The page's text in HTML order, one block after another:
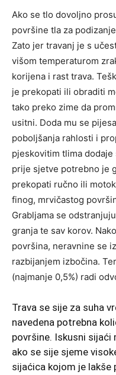
Ako se tlo dovoljno
površine tla za
Zato jer travanj je s
višom temperaturom
korijena i rast trava.
je prekopati ili obraditi
tako preko zime da
usitni. Doda mu se
poboljšanja rahlosti i
pjeskovitim tlima
prije sjetve potrebno je
prekopati ručno ili
finog, mrvičastog
Grabljama se
granja te sav korov.
površina, neravnine se
razbijanjem izbočina.
(najmanje 0,5%) radi
Trava se sije za suha
navedena potrebna
površine. Iskusni
ako se sije sjeme
sijaćica kojom je lakše